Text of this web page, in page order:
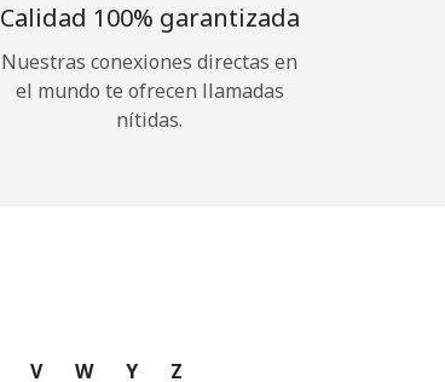
Calidad 100% garantizada
Nuestras conexiones directas en
el mundo te ofrecen llamadas
nítidas.
V W Y Z